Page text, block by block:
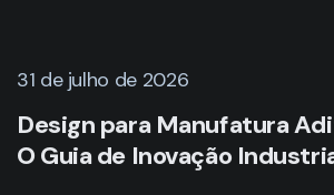
31 de julho de 2026
Design para Manufatura
O Guia de Inovação